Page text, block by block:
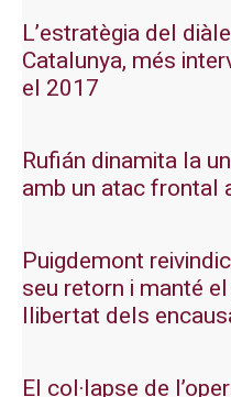
L’estratègia del
Catalunya, més
el 2017
Rufián dinamita la
amb un atac frontal
Puigdemont
seu retorn i manté
llibertat dels
El col·lapse de